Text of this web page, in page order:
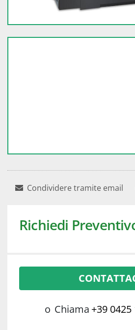
Condividere tramite email
Richiedi
o Chiama +39 0425